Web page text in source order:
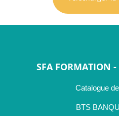
SFA
Catalogue
BTS